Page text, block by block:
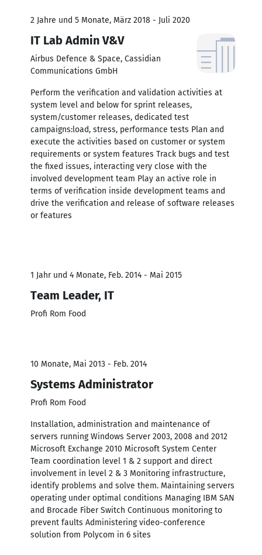
2 Jahre und 5 Monate, März 2018 - Juli 2020
IT Lab Admin V&V
Airbus Defence & Space, Cassidian
Communications GmbH
Perform the verification and validation activities at
system level and below for sprint releases,
system/customer releases, dedicated test
campaigns:load, stress, performance tests Plan and
execute the activities based on customer or system
requirements or system features Track bugs and test
the fixed issues, interacting very close with the
involved development team Play an active role in
terms of verification inside development teams and
drive the verification and release of software releases
or features
1 Jahr und 4 Monate, Feb. 2014 - Mai 2015
Team Leader, IT
Profi Rom Food
10 Monate, Mai 2013 - Feb. 2014
Systems Administrator
Profi Rom Food
Installation, administration and maintenance of
servers running Windows Server 2003, 2008 and 2012
Microsoft Exchange 2010 Microsoft System Center
Team coordination level 1 & 2 support and direct
involvement in level 2 & 3 Monitoring infrastructure,
identify problems and solve them. Maintaining servers
operating under optimal conditions Managing IBM SAN
and Brocade Fiber Switch Continuous monitoring to
prevent faults Administering video-conference
solution from Polycom in 6 sites